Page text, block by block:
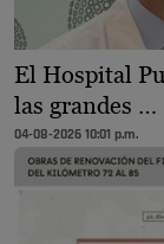
El Hospital
las grandes …
04-08-2026 10:01 p.m.